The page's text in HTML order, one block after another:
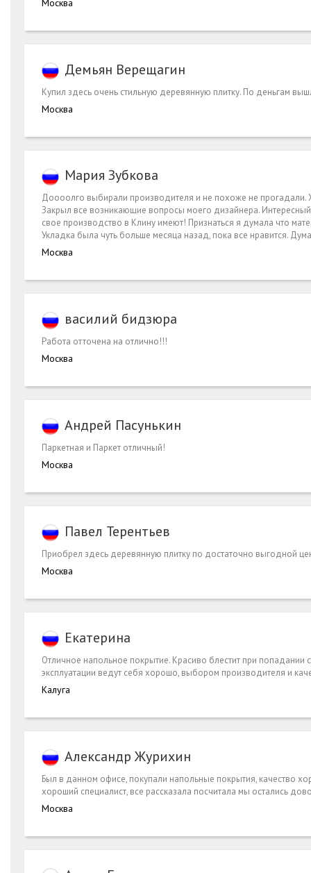
Москва
Демьян Верещагин
Купил здесь очень стильную деревянную плитку. По деньгам
Москва
Мария Зубкова
Доооолго выбирали производителя и не похоже не прогадали.
Закрыл все возникающие вопросы моего дизайнера.
свое производство в Клину имеют! Признаться я думала что
Укладка была чуть больше месяца назад, пока все нравится.
Москва
василий бидзюра
Работа отточена на отлично!!!
Москва
Андрей Пасунькин
Паркетная и Паркет отличный!
Москва
Павел Терентьев
Приобрел здесь деревянную плитку по достаточно выгодной
Москва
Екатерина
Отличное напольное покрытие. Красиво блестит при попадании
эксплуатации ведут себя хорошо, выбором производителя и
Калуга
Александр Журихин
Был в данном офисе, покупали напольные покрытия, качество
хороший специалист, все рассказала посчитала мы остались
Москва